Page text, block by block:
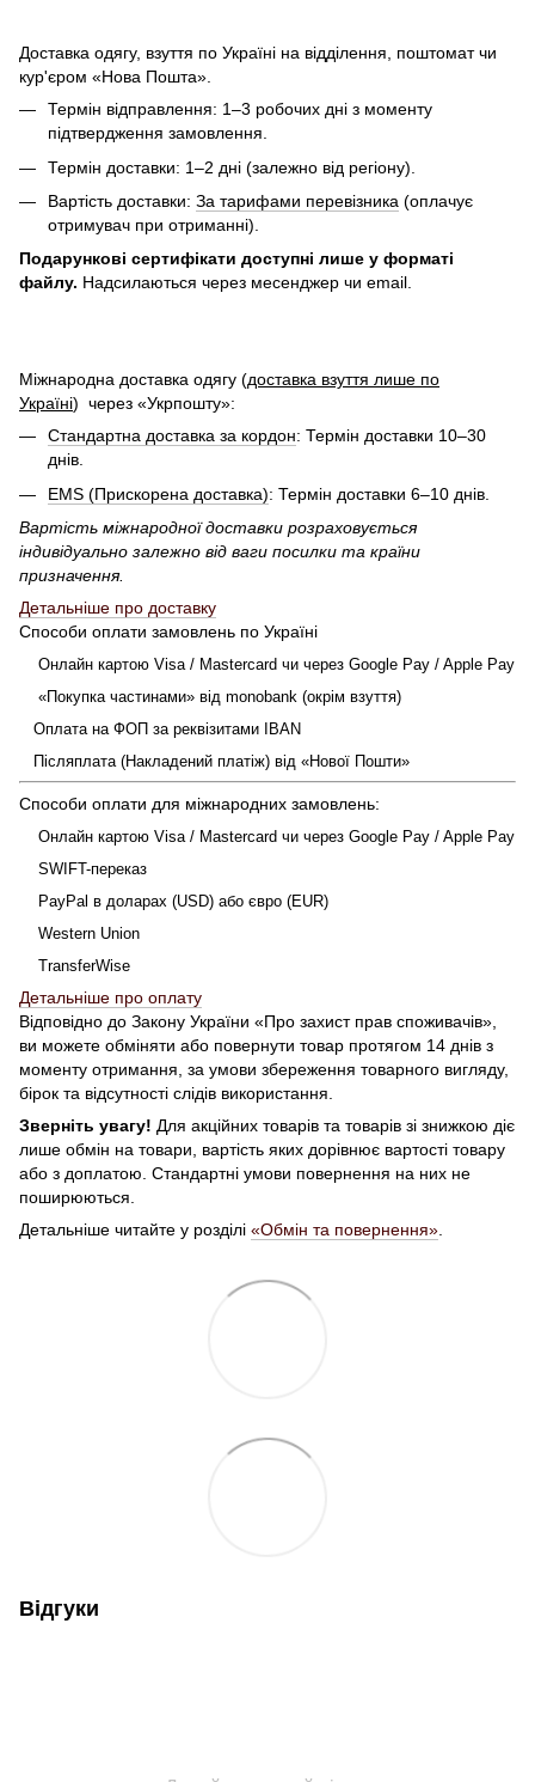
Доставка одягу, взуття по Україні на відділення, поштомат чи
кур'єром «Нова Пошта».
Термін відправлення: 1–3 робочих дні з моменту
підтвердження замовлення.
Термін доставки: 1–2 дні (залежно від регіону).
Вартість доставки: За тарифами перевізника (оплачує
отримувач при отриманні).
Подарункові сертифікати доступні лише у форматі
файлу. Надсилаються через месенджер чи email.
Міжнародна доставка одягу (доставка взуття лише по
Україні) через «Укрпошту»:
Стандартна доставка за кордон: Термін доставки 10–30
днів.
EMS (Прискорена доставка): Термін доставки 6–10 днів.
Вартість міжнародної доставки розраховується
індивідуально залежно від ваги посилки та країни
призначення.
Детальніше про доставку
Способи оплати замовлень по Україні
Онлайн картою Visa / Mastercard чи через Google Pay / Apple Pay
«Покупка частинами» від monobank (окрім взуття)
Оплата на ФОП за реквізитами IBAN
Післяплата (Накладений платіж) від «Нової Пошти»
Способи оплати для міжнародних замовлень:
Онлайн картою Visa / Mastercard чи через Google Pay / Apple Pay
SWIFT-переказ
PayPal в доларах (USD) або євро (EUR)
Western Union
TransferWise
Детальніше про оплату
Відповідно до Закону України «Про захист прав споживачів»,
ви можете обміняти або повернути товар протягом 14 днів з
моменту отримання, за умови збереження товарного вигляду,
бірок та відсутності слідів використання.
Зверніть увагу! Для акційних товарів та товарів зі знижкою діє
лише обмін на товари, вартість яких дорівнює вартості товару
або з доплатою. Стандартні умови повернення на них не
поширюються.
Детальніше читайте у розділі «Обмін та повернення»
Відгуки